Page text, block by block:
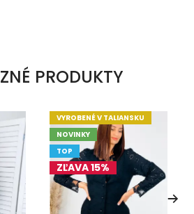
PRODUKTY
VYROBENÉ V TALIANSKU
NOVINKY
TOP
ZĽAVA 15%